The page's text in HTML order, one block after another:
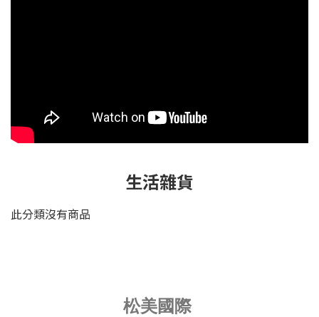
生活雜貨
此分類沒有商品
松美國際